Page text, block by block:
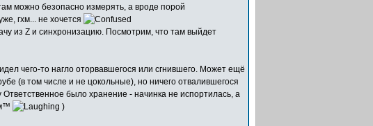
можно безопасно измерять, а вроде порой
гхм... не хочется
из Z и синхронизацию. Посмотрим, что там выйдет
чего-то нагло оторвавшегося или сгнившего. Может ещё
(в том числе и не цокольные), но ничего отвалившегося
Ответственное было хранение - начинка не испортилась, а
)